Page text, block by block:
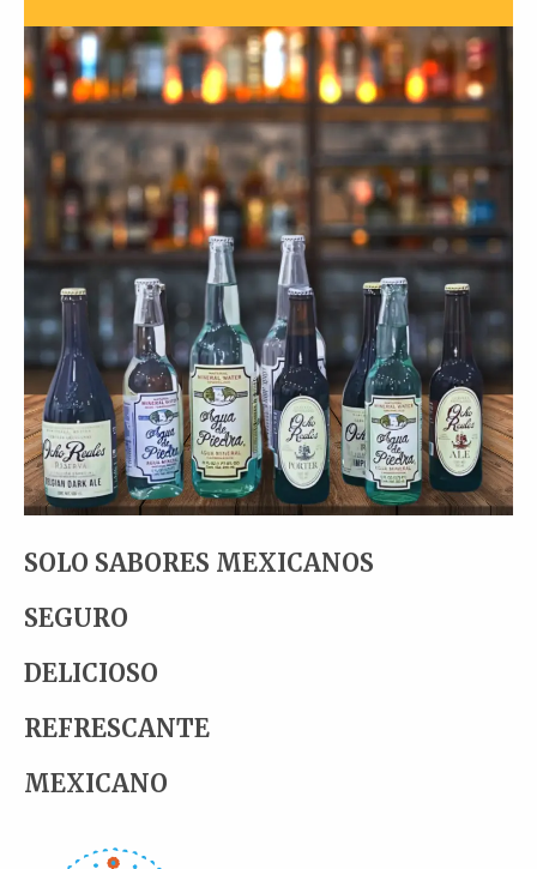
SOLO SABORES MEXICANOS
SEGURO
DELICIOSO
REFRESCANTE
MEXICANO